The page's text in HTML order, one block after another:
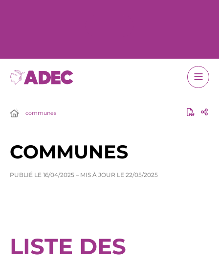
communes
COMMUNES
PUBLIÉ LE 16/04/2025 – MIS À JOUR LE 22/05/2025
LISTE DES